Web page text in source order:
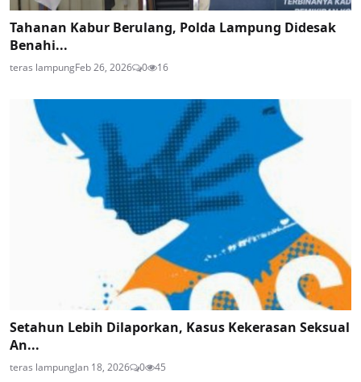
Tahanan Kabur Berulang, Polda Lampung Didesak
Benahi...
teras lampungFeb 26, 2026 0 16
Setahun Lebih Dilaporkan, Kasus Kekerasan Seksual
An...
teras lampungJan 18, 2026 0 45